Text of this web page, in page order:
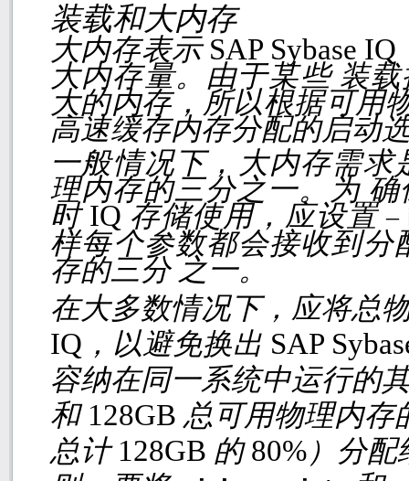
装载和大内存
大内存表示SAP Sybase IQ
大内存量。由于某些 装
大的内存，所以根据可用
高速缓存内存分配的启动
一般情况下，大内存需
理内存的三分之一。为
时IQ 存储使用，应设置–
样每个参数都会接收到分
存的三分 之一。
在大多数情况下，应将总
IQ ，以避免换出 SAP
容纳在同一系统中运行的
和 128GB 总可用物理内
总计 128GB 的80% ）分